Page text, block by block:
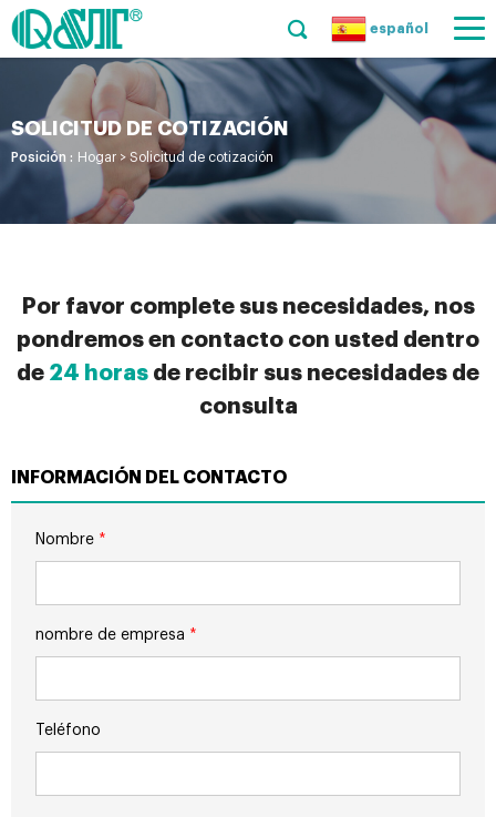
español
SOLICITUD DE COTIZACIÓN
Posición : Hogar > Solicitud de cotización
Por favor complete sus necesidades, nos
pondremos en contacto con usted dentro
de 24 horas de recibir sus necesidades de
consulta
INFORMACIÓN DEL CONTACTO
Nombre *
nombre de empresa *
Teléfono